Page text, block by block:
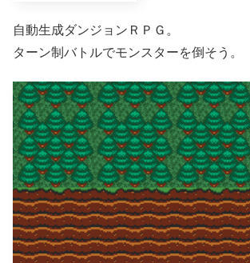
自動生成ダンジョンＲＰＧ。
ターン制バトルでモンスターを倒そう。